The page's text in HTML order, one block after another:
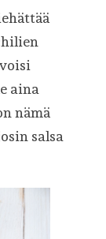
aina
nämä
salsa